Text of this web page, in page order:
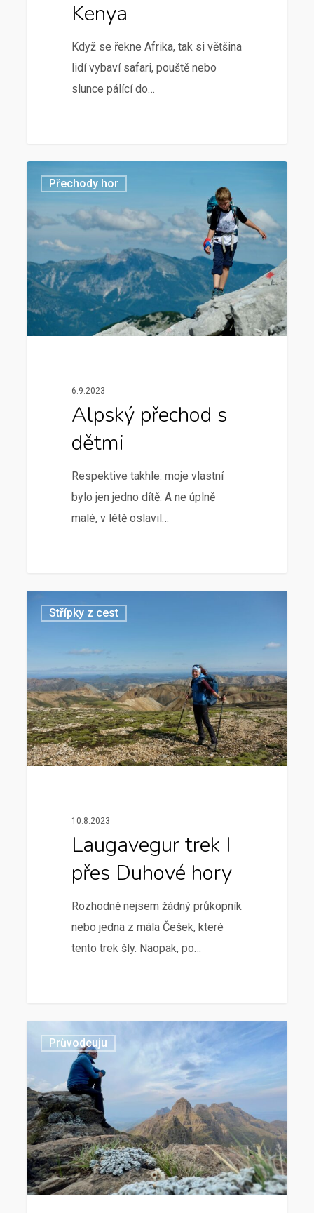
Kenya
Když se řekne Afrika, tak si většina
lidí vybaví safari, pouště nebo
slunce pálící do…
Přechody hor
6.9.2023
Alpský přechod s
dětmi
Respektive takhle: moje vlastní
bylo jen jedno dítě. A ne úplně
malé, v létě oslavil…
Střípky z cest
10.8.2023
Laugavegur trek I
přes Duhové hory
Rozhodně nejsem žádný průkopník
nebo jedna z mála Češek, které
tento trek šly. Naopak, po…
Průvodcuju